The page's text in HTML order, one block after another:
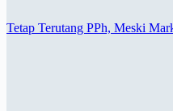
Tetap Terutang PPh, Meski